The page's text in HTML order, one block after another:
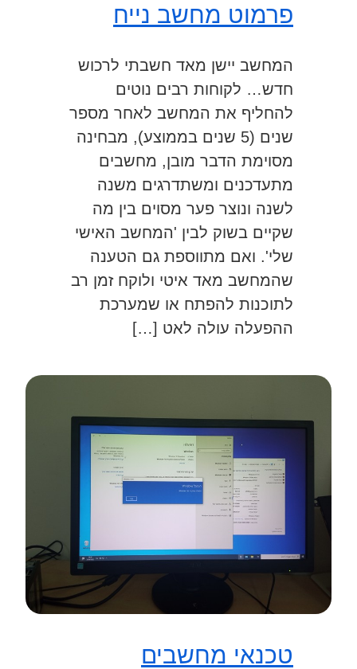
פרמוט מחשב נייח
המחשב יישן מאד חשבתי לרכוש
חדש… לקוחות רבים נוטים
להחליף את המחשב לאחר מספר
שנים (5 שנים בממוצע), מבחינה
מסוימת הדבר מובן, מחשבים
מתעדכנים ומשתדרגים משנה
לשנה ונוצר פער מסוים בין מה
שקיים בשוק לבין 'המחשב האישי
שלי'. ואם מתווספת גם הטענה
שהמחשב מאד איטי ולוקח זמן רב
לתוכנות להפתח או שמערכת
ההפעלה עולה לאט […]
טכנאי מחשבים